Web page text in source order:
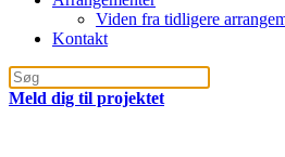
Viden fra tidligere
Kontakt
Meld dig til projektet